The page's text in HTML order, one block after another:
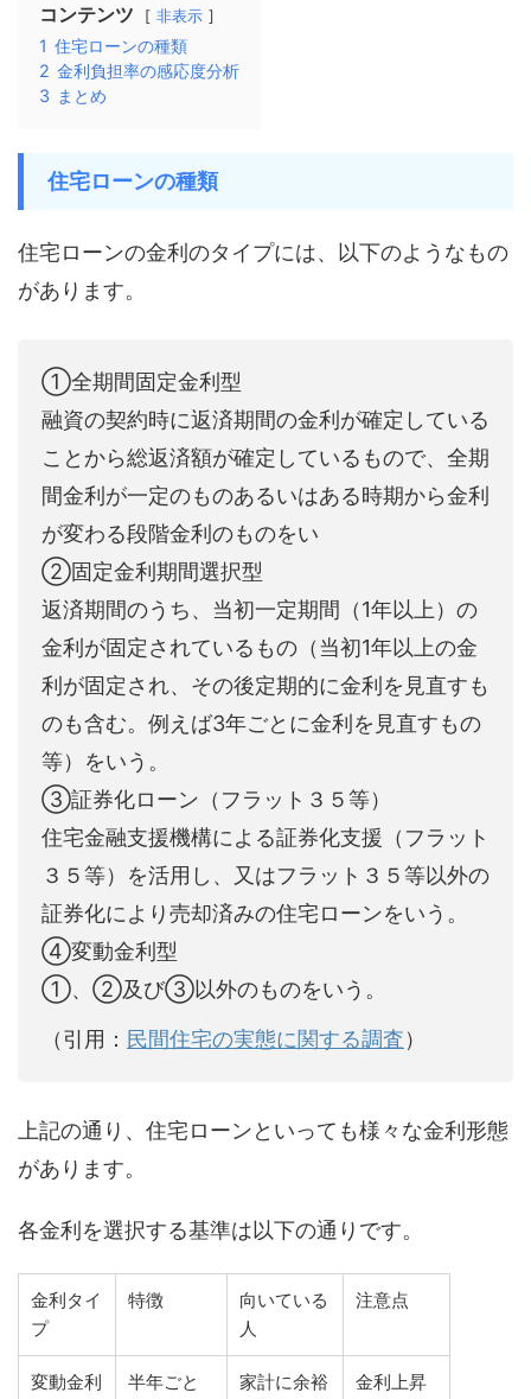
コンテンツ 非表示
1 住宅ローンの種類
2 金利負担率の感応度分析
3 まとめ
住宅ローンの種類
住宅ローンの金利のタイプには、以下のようなもの
があります。
①全期間固定金利型
融資の契約時に返済期間の金利が確定している
ことから総返済額が確定しているもので、全期
間金利が一定のものあるいはある時期から金利
が変わる段階金利のものをい
②固定金利期間選択型
返済期間のうち、当初一定期間（1年以上）の
金利が固定されているもの（当初1年以上の金
利が固定され、その後定期的に金利を見直すも
のも含む。例えば3年ごとに金利を見直すもの
等）をいう。
③証券化ローン（フラット３５等）
住宅金融支援機構による証券化支援（フラット
３５等）を活用し、又はフラット３５等以外の
証券化により売却済みの住宅ローンをいう。
④変動金利型
①、②及び③以外のものをいう。
（引用： 民間住宅の実態に関する調査）
上記の通り、住宅ローンといっても様々な金利形態
があります。
各金利を選択する基準は以下の通りです。
金利タイ
プ
特徴
向いている
人
注意点
変動金利 半年ごと 家計に余裕 金利上昇